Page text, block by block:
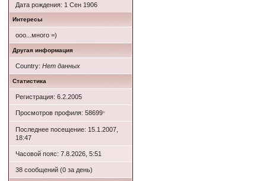
Дата рождения: 1 Сен 1906
Интересы
ооо...много =)
Другая информация
Country: Нет данных
Статистика
Регистрация: 6.2.2005
Просмотров профиля: 58699*
Последнее посещение: 15.1.2007,
18:47
Часовой пояс: 7.8.2026, 5:51
38 сообщений (0 за день)